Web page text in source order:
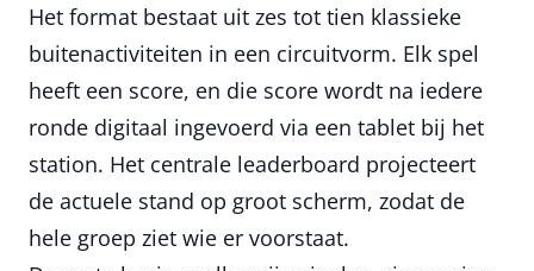
Het format bestaat uit zes tot tien klassieke
buitenactiviteiten in een circuitvorm. Elk spel
heeft een score, en die score wordt na iedere
ronde digitaal ingevoerd via een tablet bij het
station. Het centrale leaderboard projecteert
de actuele stand op groot scherm, zodat de
hele groep ziet wie er voorstaat.